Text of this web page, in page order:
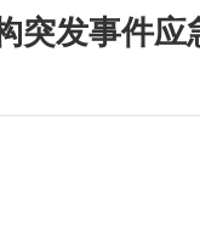
突发事件应